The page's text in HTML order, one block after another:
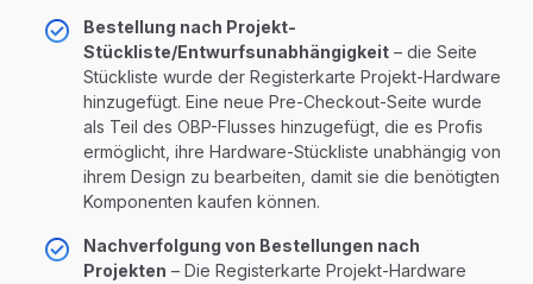
Bestellung nach Projekt-
Stückliste/Entwurfsunabhängigkeit – die Seite
Stückliste wurde der Registerkarte Projekt-Hardware
hinzugefügt. Eine neue Pre-Checkout-Seite wurde
als Teil des OBP-Flusses hinzugefügt, die es Profis
ermöglicht, ihre Hardware-Stückliste unabhängig von
ihrem Design zu bearbeiten, damit sie die benötigten
Komponenten kaufen können.
Nachverfolgung von Bestellungen nach
Projekten – Die Registerkarte Projekt-Hardware